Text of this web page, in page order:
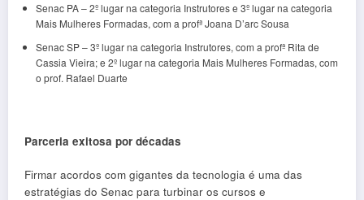
Senac PA – 2º lugar na categoria Instrutores e 3º lugar na categoria
Mais Mulheres Formadas, com a profª Joana D’arc Sousa
Senac SP – 3º lugar na categoria Instrutores, com a profª Rita de
Cassia Vieira; e 2º lugar na categoria Mais Mulheres Formadas, com
o prof. Rafael Duarte
Parceria exitosa por décadas
Firmar acordos com gigantes da tecnologia é uma das
estratégias do Senac para turbinar os cursos e